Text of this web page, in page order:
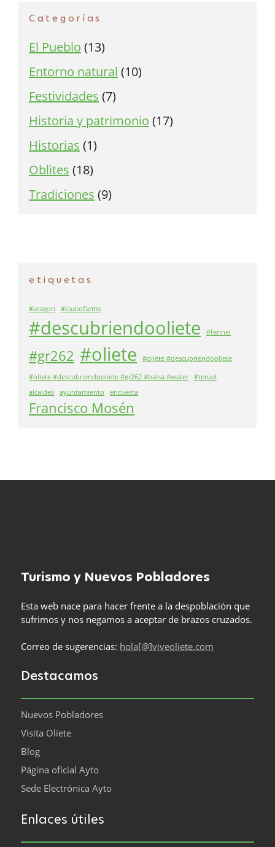
Categorías
El Pueblo (13)
Entorno natural (10)
Festividades (7)
Historia y patrimonio (17)
Historias (1)
Oblites (18)
Tradiciones (9)
etiquetas
#aragon #coatofarms
#descubriendooliete #fennel
#gr262 #oliete #oliete #descubriendooliete
#oliete #descubriendooliete #gr262 #balsa #water
#teruel
alcaldes
ayuntamiento encuesta
Francisco Mosén
Turismo y Nuevos Pobladores
Esta web nace para hacer frente a la despoblación que
sufrimos y nos negamos a aceptar de brazos cruzados.
Correo de sugerencias: hola[@]viveoliete.com
Destacamos
Nuevos Pobladores
Visita Oliete
Blog
Página oficial Ayto
Sede Electrónica Ayto
Enlaces útiles